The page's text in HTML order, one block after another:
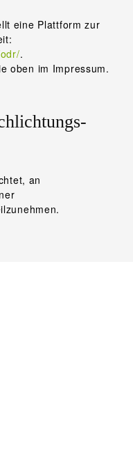
eine Plattform zur
.
oben im Impressum.
an